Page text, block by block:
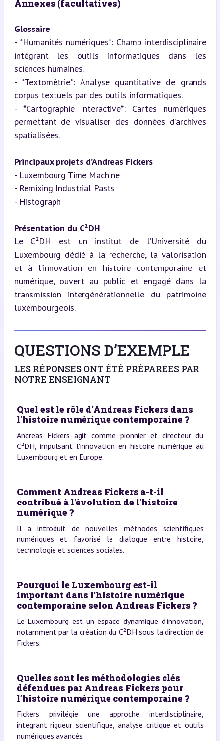
Annexes (facultatives)
Glossaire
- *Humanités numériques*: Champ interdisciplinaire
intégrant les outils informatiques dans les
sciences humaines.
- *Textométrie*: Analyse quantitative de grands
corpus textuels par des outils informatiques.
- *Cartographie interactive*: Cartes numériques
permettant de visualiser des données d’archives
spatialisées.
Principaux projets d’Andreas Fickers
- Luxembourg Time Machine
- Remixing Industrial Pasts
- Histograph
Présentation du C²DH
Le C²DH est un institut de l’Université du
Luxembourg dédié à la recherche, la valorisation
et à l’innovation en histoire contemporaine et
numérique, ouvert au public et engagé dans la
transmission intergénérationnelle du patrimoine
luxembourgeois.
QUESTIONS D’EXEMPLE
LES RÉPONSES ONT ÉTÉ PRÉPARÉES PAR
NOTRE ENSEIGNANT
Quel est le rôle d'Andreas Fickers dans
l'histoire numérique contemporaine ?
Andreas Fickers agit comme pionnier et directeur du
C²DH, impulsant l'innovation en histoire numérique au
Luxembourg et en Europe.
Comment Andreas Fickers a-t-il
contribué à l'évolution de l'histoire
numérique ?
Il a introduit de nouvelles méthodes scientifiques
numériques et favorisé le dialogue entre histoire,
technologie et sciences sociales.
Pourquoi le Luxembourg est-il
important dans l'histoire numérique
contemporaine selon Andreas Fickers ?
Le Luxembourg est un espace dynamique d'innovation,
notamment par la création du C²DH sous la direction de
Fickers.
Quelles sont les méthodologies clés
défendues par Andreas Fickers pour
l’histoire numérique contemporaine ?
Fickers privilégie une approche interdisciplinaire,
intégrant rigueur scientifique, analyse critique et outils
numériques avancés.